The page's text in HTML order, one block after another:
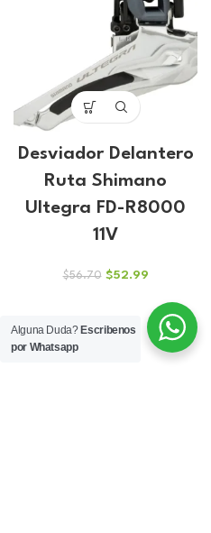
Desviador Delantero
Ruta Shimano
Ultegra FD-R8000
11V
$56.70 El
era:
$52.99El
actual
es:
$52.99.
Alguna Duda? Escribenos
por Whatsapp